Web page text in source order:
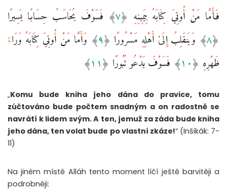
فَأَمَّا مَنْ أُوتِيَ كِتَابَهُ بِيَمِينِهِ ‎﴿٧﴾‏ فَسَوْفَ يُحَاسَبُ حِسَابًا يَسِيرًا
‎﴿٨﴾‏ وَيَنقَلِبُ إِلَىٰ أَهْلِهِ مَسْرُورًا ‎﴿٩﴾‏ وَأَمَّا مَنْ أُوتِيَ كِتَابَهُ وَرَاءَ
ظَهْرِهِ ‎﴿١٠﴾‏ فَسَوْفَ يَدْعُو ثُبُورًا ‎﴿١١﴾
„Komu bude kniha jeho dána do pravice, tomu
zúčtováno bude počtem snadným a on radostně se
navrátí k lidem svým. A ten, jemuž za záda bude kniha
jeho dána, ten volat bude po vlastní zkáze!“ (Inšikák: 7-
11)
Na jiném místě Alláh tento moment líčí ještě barvitěji a
podrobněji: